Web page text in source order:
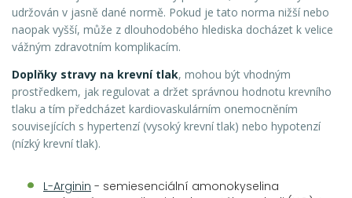
udržován v jasně dané normě. Pokud je tato norma nižší nebo
naopak vyšší, může z dlouhodobého hlediska docházet k velice
vážným zdravotním komplikacím.
Doplňky stravy na krevní tlak, mohou být vhodným
prostředkem, jak regulovat a držet správnou hodnotu krevního
tlaku a tím předcházet kardiovaskulárním onemocněním
souvisejících s hypertenzí (vysoký krevní tlak) nebo hypotenzí
(nízký krevní tlak).
L-Arginin - semiesenciální amonokyselina